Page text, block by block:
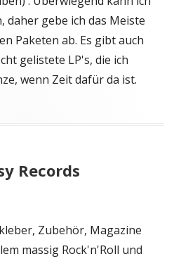
daher gebe ich das Meiste
Paketen ab. Es gibt auch
gelistete LP's, die ich
wenn Zeit dafür da ist.
Records
Zubehör, Magazine
massig Rock'n'Roll und